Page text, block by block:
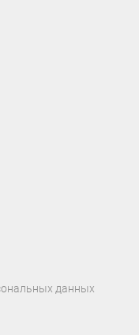
данных